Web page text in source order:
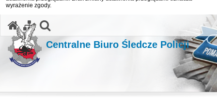
wyrażenie zgody.
Centralne Biuro Śledcze Policji